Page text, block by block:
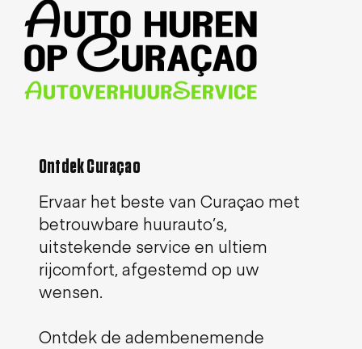
Ontdek Curaçao
Ervaar het beste van Curaçao met
betrouwbare huurauto’s,
uitstekende service en ultiem
rijcomfort, afgestemd op uw
wensen.
Ontdek de adembenemende